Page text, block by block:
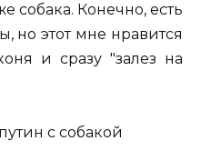
собака. Конечно, есть
но этот мне нравится
и сразу "залез на